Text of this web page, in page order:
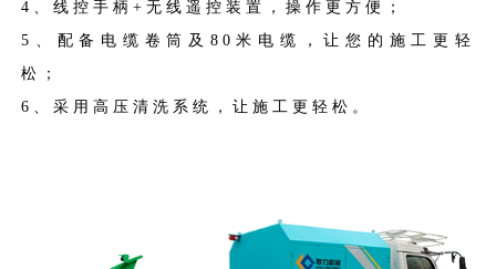
4、线控手柄+无线遥控装置，操作更方便；
5、配备电缆卷筒及80米电缆，让您的施工更轻
松；
6、采用高压清洗系统，让施工更轻松。